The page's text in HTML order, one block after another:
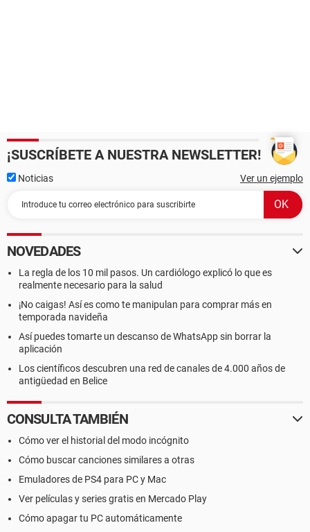
¡SUSCRÍBETE A NUESTRA NEWSLETTER!
Noticias Ver un ejemplo
NOVEDADES
La regla de los 10 mil pasos. Un cardiólogo explicó lo que es
realmente necesario para la salud
¡No caigas! Así es como te manipulan para comprar más en
temporada navideña
Así puedes tomarte un descanso de WhatsApp sin borrar la
aplicación
Los científicos descubren una red de canales de 4.000 años de
antigüedad en Belice
CONSULTA TAMBIÉN
Cómo ver el historial del modo incógnito
Cómo buscar canciones similares a otras
Emuladores de PS4 para PC y Mac
Ver películas y series gratis en Mercado Play
Cómo apagar tu PC automáticamente